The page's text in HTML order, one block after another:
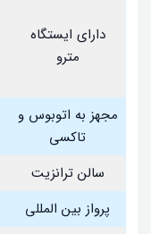
دارای ایستگاه
مترو
مجهز به اتوبوس و
تاکسی
سالن ترانزیت
پرواز بین المللی